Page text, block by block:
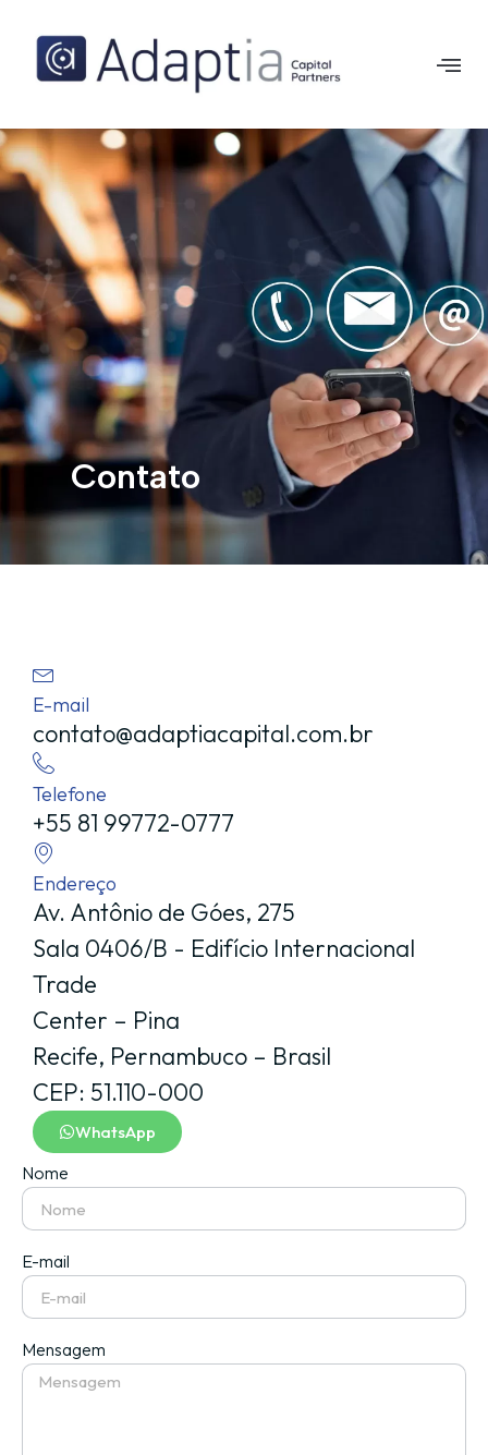
Contato
E-mail
contato@adaptiacapital.com.br
Telefone
+55 81 99772-0777
Endereço
Av. Antônio de Góes, 275
Sala 0406/B - Edifício Internacional
Trade
Center – Pina
Recife, Pernambuco – Brasil
CEP: 51.110-000
WhatsApp
Nome
E-mail
Mensagem